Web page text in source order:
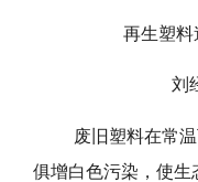
再生塑料
刘
废旧塑料在常
俱增白色污染，使生